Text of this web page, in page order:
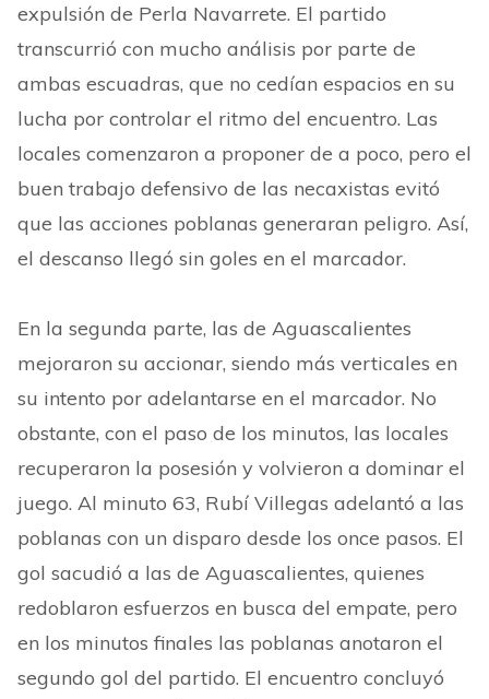
expulsión de Perla Navarrete. El partido
transcurrió con mucho análisis por parte de
ambas escuadras, que no cedían espacios en su
lucha por controlar el ritmo del encuentro. Las
locales comenzaron a proponer de a poco, pero el
buen trabajo defensivo de las necaxistas evitó
que las acciones poblanas generaran peligro. Así,
el descanso llegó sin goles en el marcador.
En la segunda parte, las de Aguascalientes
mejoraron su accionar, siendo más verticales en
su intento por adelantarse en el marcador. No
obstante, con el paso de los minutos, las locales
recuperaron la posesión y volvieron a dominar el
juego. Al minuto 63, Rubí Villegas adelantó a las
poblanas con un disparo desde los once pasos. El
gol sacudió a las de Aguascalientes, quienes
redoblaron esfuerzos en busca del empate, pero
en los minutos finales las poblanas anotaron el
segundo gol del partido. El encuentro concluyó